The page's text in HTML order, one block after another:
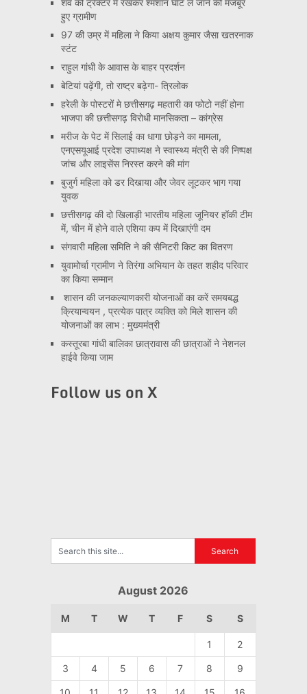
शव को ट्रैक्टर में रखकर श्मशान घाट ले जाने को मजबूर
हुए ग्रामीण
97 की उम्र में महिला ने किया अक्षय कुमार जैसा खतरनाक
स्टंट
राहुल गांधी के आवास के बाहर प्रदर्शन
बेटियां पढ़ेंगी, तो राष्ट्र बढ़ेगा- त्रिलोक
हरेली के पोस्टरों मे छत्तीसगढ़ महतारी का फोटो नहीं होना
भाजपा की छत्तीसगढ़ विरोधी मानसिकता – कांग्रेस
मरीज के पेट में सिलाई का धागा छोड़ने का मामला,
एनएसयूआई प्रदेश उपाध्यक्ष ने स्वास्थ्य मंत्री से की निष्पक्ष
जांच और लाइसेंस निरस्त करने की मांग
बुजुर्ग महिला को डर दिखाया और जेवर लूटकर भाग गया
युवक
छत्तीसगढ़ की दो खिलाड़ी भारतीय महिला जूनियर हॉकी टीम
में, चीन में होने वाले एशिया कप में दिखाएंगी दम
संगवारी महिला समिति ने की सैनिटरी किट का वितरण
युवामोर्चा ग्रामीण ने तिरंगा अभियान के तहत शहीद परिवार
का किया सम्मान
शासन की जनकल्याणकारी योजनाओं का करें समयबद्ध
क्रियान्वयन , प्रत्येक पात्र व्यक्ति को मिले शासन की
योजनाओं का लाभ : मुख्यमंत्री
कस्तूरबा गांधी बालिका छात्रावास की छात्राओं ने नेशनल
हाईवे किया जाम
Follow us on X
August 2026
M T W T F S S
1 2
3 4 5 6 7 8 9